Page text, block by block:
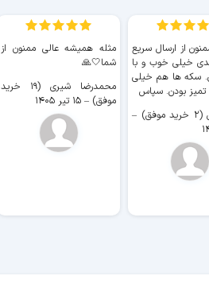
از ارسال سریع
خیلی خوب و با
سکه ها هم خیلی
تمیز بودن. سپاس
–
مثله همیشه عالی ممنون از
شما🤍🙏
محمدرضا شیری (۱۹ خرید
موفق) – ۱۵ تیر ۱۴۰۵